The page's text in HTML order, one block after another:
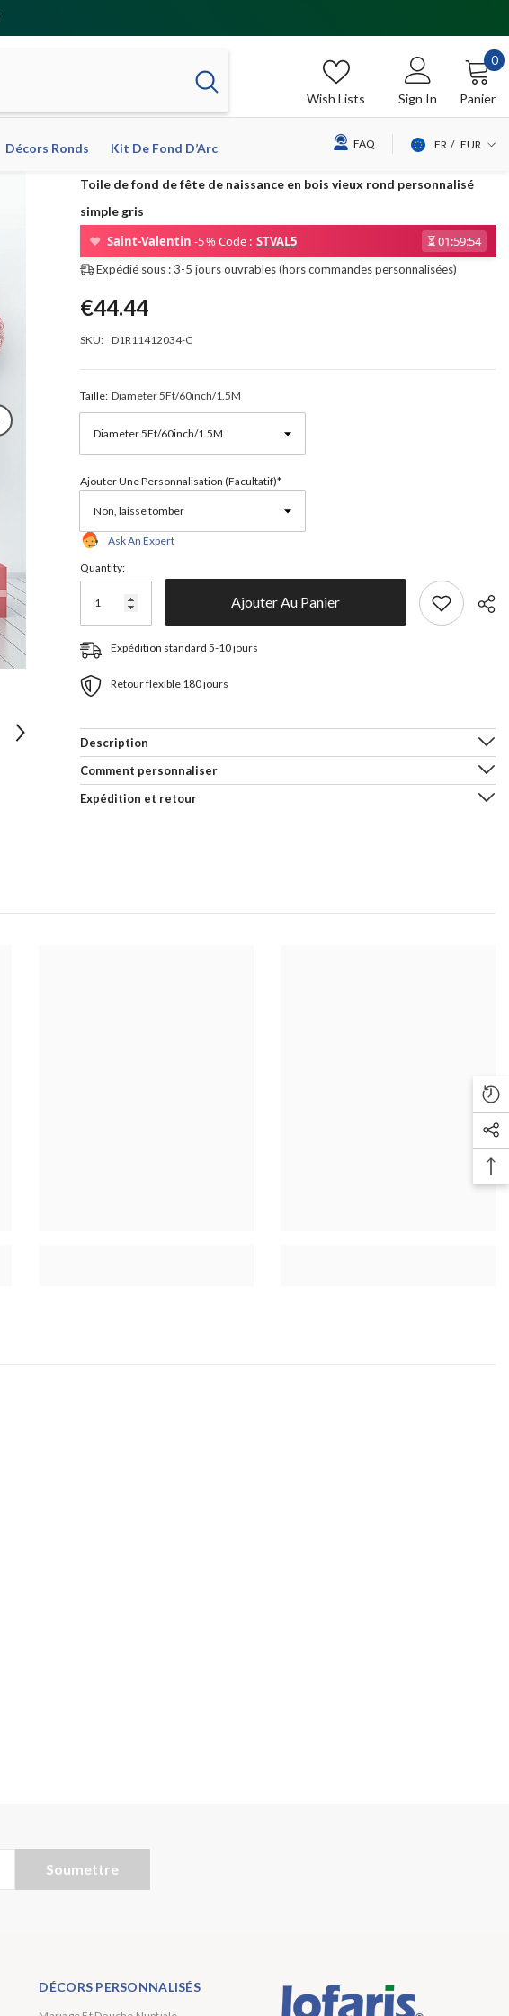
Wish Lists Sign In Panier
00
Décors Ronds Kit De Fond D’Arc FAQ FR
EUR
GBP
CHF
Toile de fond de fête de naissance en bois vieux rond personnalisé
simple gris
❤ Saint-Valentin -5 % Code : STVAL5 ⏳01:59:54
Expédié sous :3-5 jours ouvrables(hors commandes personnalisées)
€44.44
SKU: D1R11412034-C
Taille: Diameter 5Ft/60inch/1.5M
Ajouter Une Personnalisation (facultatif)*
Ask An Expert
Quantity:
Ajouter Au Panier
Expédition standard 5-10 jours
Retour flexible 180 jours
Description
Comment personnaliser
Expédition et retour
Soumettre
DÉCORS PERSONNALISÉS